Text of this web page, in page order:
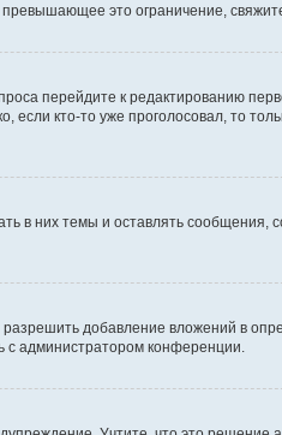
это ограничение,
перейдите к редактированию
если кто-то уже проголосовал, то
в них темы и оставлять сообщения,
добавление вложений в
с администратором конференции.